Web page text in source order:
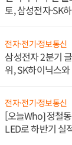
토, 삼성전자·SK
전자·전기·정보통신
삼성전자 2분기
위, SK하이닉스
전자·전기·정보통신
[오늘Who] 정철
LED로 하반기 실